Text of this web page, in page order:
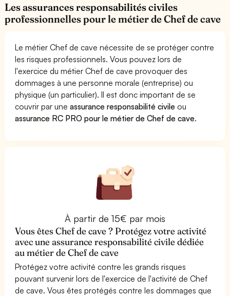
Les assurances responsabilités civiles
professionnelles pour le métier de Chef de cave
Le métier Chef de cave nécessite de se protéger contre
les risques professionnels. Vous pouvez lors de
l'exercice du métier Chef de cave provoquer des
dommages à une personne morale (entreprise) ou
physique (un particulier). Il est donc important de se
couvrir par uneassurance responsabilité civile ou
assurance RC PRO pour le métier de Chef de cave.
À partir de 15€ par mois
Vous êtes Chef de cave ? Protégez votre activité
avec une assurance responsabilité civile dédiée
au métier de Chef de cave
Protégez votre activité contre les grands risques
pouvant survenir lors de l'exercice de l'activité de Chef
de cave. Vous êtes protégés contre les dommages que